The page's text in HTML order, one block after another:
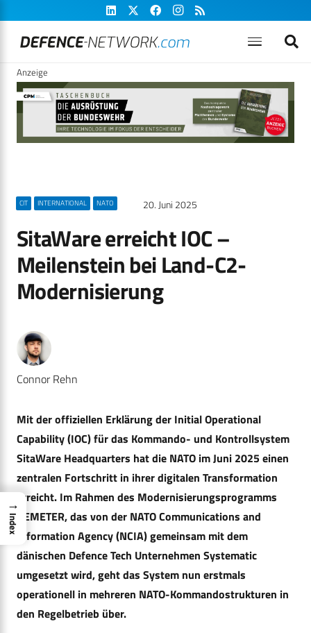
Anzeige
CIT INTERNATIONAL NATO 20. Juni 2025
SitaWare erreicht IOC –
Meilenstein bei Land-C2-
Modernisierung
Connor Rehn
Mit der offiziellen Erklärung der Initial Operational
Capability (IOC) für das Kommando- und Kontrollsystem
SitaWare Headquarters hat die NATO im Juni 2025 einen
zentralen Fortschritt in ihrer digitalen Transformation
erreicht. Im Rahmen des Modernisierungsprogramms
DEMETER, das von der NATO Communications and
Information Agency (NCIA) gemeinsam mit dem
dänischen Defence Tech Unternehmen Systematic
umgesetzt wird, geht das System nun erstmals
operationell in mehreren NATO-Kommandostrukturen in
den Regelbetrieb über.
→
Index